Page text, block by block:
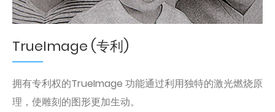
TrueImage (专利)
拥有专利权的TrueImage 功能通过利用独特的激光燃烧原
理，使雕刻的图形更加生动。